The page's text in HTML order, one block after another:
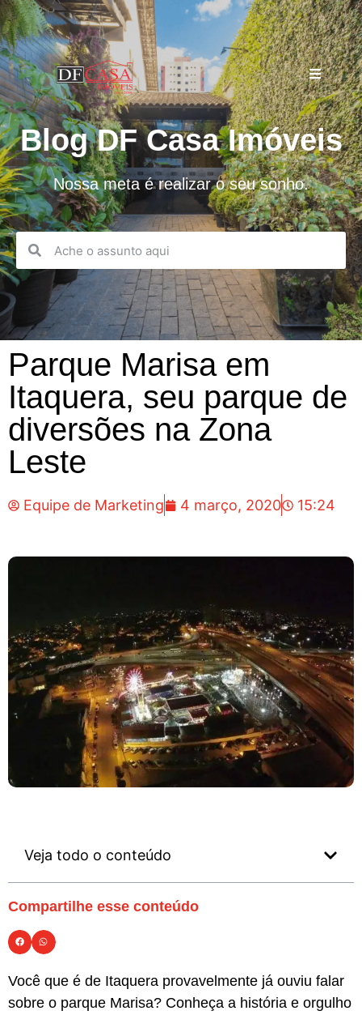
Blog DF Casa Imóveis
Nossa meta é realizar o seu sonho.
Parque Marisa em
Itaquera, seu parque de
diversões na Zona
Leste
Equipe de Marketing 4 março, 2020 15:24
Veja todo o conteúdo
Compartilhe esse conteúdo
Você que é de Itaquera provavelmente já ouviu falar
sobre o parque Marisa? Conheça a história e orgulho